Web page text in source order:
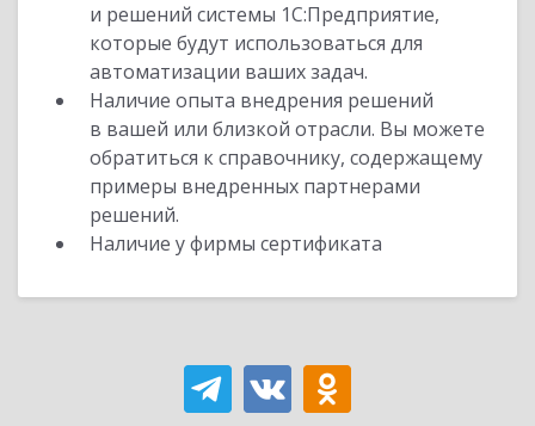
и решений системы 1С:Предприятие,
которые будут использоваться для
автоматизации ваших задач.
Наличие опыта внедрения решений
в вашей или близкой отрасли. Вы можете
обратиться к справочнику, содержащему
примеры внедренных партнерами
решений.
Наличие у фирмы сертификата